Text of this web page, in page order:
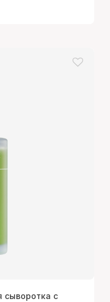
сыворотка с